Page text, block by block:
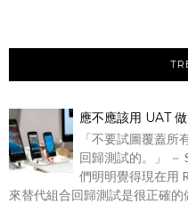
應不應該用 UAT
「不要試圖覆蓋所
回歸測試的。」 －
們明明覺得現在用
來替代組合回歸測試是很正確